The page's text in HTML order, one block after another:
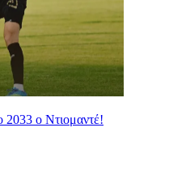
2033 ο Ντιομαντέ!